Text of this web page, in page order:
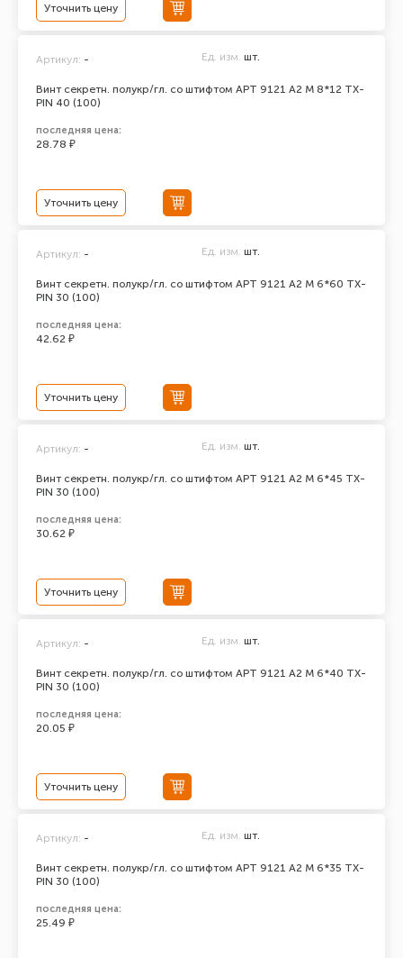
Уточнить цену
Винт секретн. полукр/гл. со штифтом АРТ 9121 А2 M 8*12 TX-
PIN 40 (100)
Артикул: - Ед. изм. шт.
последняя цена:
28.78 ₽
Уточнить цену
Винт секретн. полукр/гл. со штифтом АРТ 9121 А2 M 6*60 TX-
PIN 30 (100)
Артикул: - Ед. изм. шт.
последняя цена:
42.62 ₽
Уточнить цену
Винт секретн. полукр/гл. со штифтом АРТ 9121 А2 M 6*45 TX-
PIN 30 (100)
Артикул: - Ед. изм. шт.
последняя цена:
30.62 ₽
Уточнить цену
Винт секретн. полукр/гл. со штифтом АРТ 9121 А2 M 6*40 TX-
PIN 30 (100)
Артикул: - Ед. изм. шт.
последняя цена:
20.05 ₽
Уточнить цену
Винт секретн. полукр/гл. со штифтом АРТ 9121 А2 M 6*35 TX-
PIN 30 (100)
Артикул: - Ед. изм. шт.
последняя цена:
25.49 ₽